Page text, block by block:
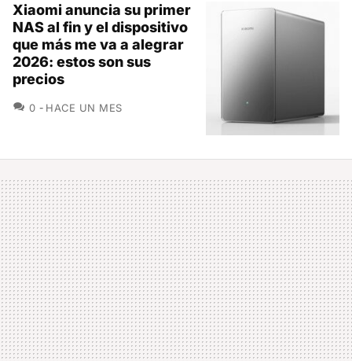
Xiaomi anuncia su primer
NAS al fin y el dispositivo
que más me va a alegrar
2026: estos son sus
precios
0 COMENTARIOS
HACE UN MES